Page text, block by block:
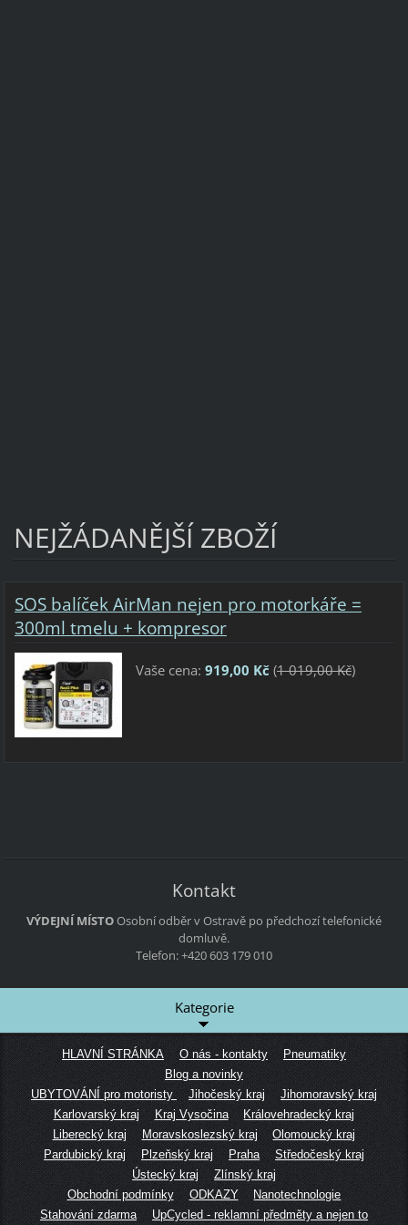
NEJŽÁDANĚJŠÍ ZBOŽÍ
SOS balíček AirMan nejen pro motorkáře =
300ml tmelu + kompresor
Vaše cena: 919,00 Kč(1 019,00 Kč)
Kontakt
VÝDEJNÍ MÍSTOOsobní odběr v Ostravě po předchozí telefonické
domluvě.
Telefon: +420 603 179 010
Kategorie
HLAVNÍ STRÁNKA O nás - kontakty
Pneumatiky
Blog a novinky
UBYTOVÁNÍ pro motoristy
Jihočeský kraj
Jihomoravský kraj
Karlovarský kraj
Kraj Vysočina
Královehradecký kraj
Liberecký kraj
Moravskoslezský kraj
Olomoucký kraj
Pardubický kraj
Plzeňský kraj Praha
Středočeský kraj
Ústecký kraj
Zlínský kraj
Obchodní podmínky
ODKAZY
Nanotechnologie
Stahování zdarma
UpCycled - reklamní předměty a nejen to